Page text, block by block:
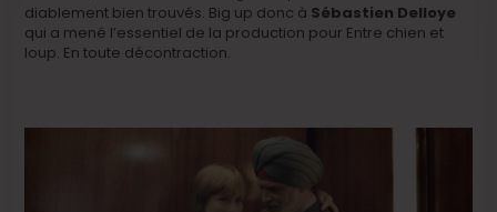
diablement bien trouvés. Big up donc à Sébastien Delloye
qui a mené l’essentiel de la production pour Entre chien et
loup. En toute décontraction.